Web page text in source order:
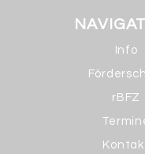
Info
rBFZ